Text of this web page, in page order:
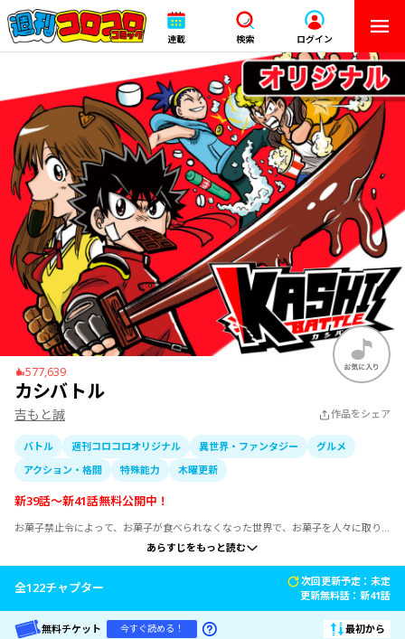
連載 検索 ログイン
577,639
カシバトル
吉もと誠 作品をシェア
バトル 週刊コロコロオリジナル 異世界・ファンタジー
グルメ
アクション・格闘
特殊能力 木曜更新
新39話〜新41話無料公開中！
お菓子禁止令によって、お菓子が食べられなくなった世界で、お菓子を人々に取り
戻すために主人公・チョコが戦うお菓子なバトル物語！色々な面白いお菓子能力が
あらすじをもっと読む
全122チャプター
次回更新予定：未定
更新無料話： 新41話
無料チケット 今すぐ読める！ 最初から